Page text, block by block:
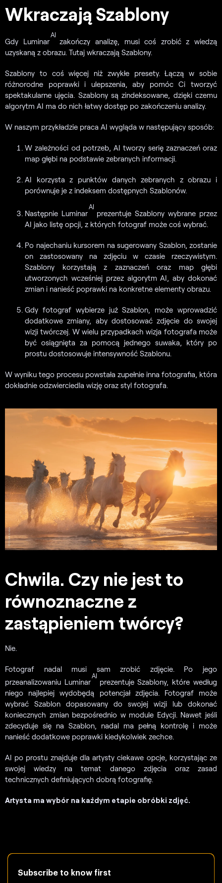
Wkraczają Szablony
Gdy Luminar
AI
zakończy analizę, musi coś zrobić z wiedzą
uzyskaną z obrazu. Tutaj wkraczają Szablony.
Szablony to coś więcej niż zwykłe presety. Łączą w sobie
różnorodne poprawki i ulepszenia, aby pomóc Ci tworzyć
spektakularne ujęcia. Szablony są zindeksowane, dzięki czemu
algorytm AI ma do nich łatwy dostęp po zakończeniu analizy.
W naszym przykładzie praca AI wygląda w następujący sposób:
W zależności od potrzeb, AI tworzy serię zaznaczeń oraz
map głębi na podstawie zebranych informacji.
AI korzysta z punktów danych zebranych z obrazu i
porównuje je z indeksem dostępnych Szablonów.
Następnie Luminar
AI
prezentuje Szablony wybrane przez
AI jako listę opcji, z których fotograf może coś wybrać.
Po najechaniu kursorem na sugerowany Szablon, zostanie
on zastosowany na zdjęciu w czasie rzeczywistym.
Szablony korzystają z zaznaczeń oraz map głębi
utworzonych wcześniej przez algorytm AI, aby dokonać
zmian i nanieść poprawki na konkretne elementy obrazu.
Gdy fotograf wybierze już Szablon, może wprowadzić
dodatkowe zmiany, aby dostosować zdjęcie do swojej
wizji twórczej. W wielu przypadkach wizja fotografa może
być osiągnięta za pomocą jednego suwaka, który po
prostu dostosowuje intensywność Szablonu.
W wyniku tego procesu powstała zupełnie inna fotografia, która
dokładnie odzwierciedla wizję oraz styl fotografa.
Chwila. Czy nie jest to
równoznaczne z
zastąpieniem twórcy?
Nie.
Fotograf nadal musi sam zrobić zdjęcie. Po jego
przeanalizowaniu Luminar
AI
prezentuje Szablony, które według
niego najlepiej wydobędą potencjał zdjęcia. Fotograf może
wybrać Szablon dopasowany do swojej wizji lub dokonać
koniecznych zmian bezpośrednio w module Edycji. Nawet jeśli
zdecyduje się na Szablon, nadal ma pełną kontrolę i może
nanieść dodatkowe poprawki kiedykolwiek zechce.
AI po prostu znajduje dla artysty ciekawe opcje, korzystając ze
swojej wiedzy na temat danego zdjęcia oraz zasad
technicznych definiujących dobrą fotografię.
Artysta ma wybór na każdym etapie obróbki zdjęć.
Subscribe to know first